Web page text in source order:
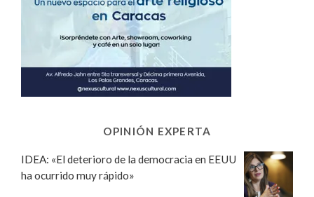
OPINIÓN EXPERTA
IDEA: «El deterioro de la democracia en EEUU
ha ocurrido muy rápido»